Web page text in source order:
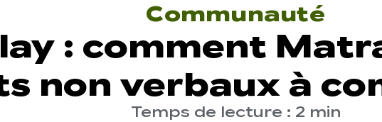
Communauté
: comment
non verbaux à
Temps de lecture : 2 min